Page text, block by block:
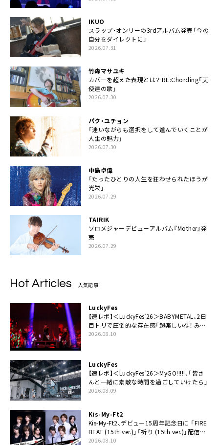
IKUO
スラップ・オンリーの3rdアルバム発売「今の
自分をダイレクトに」
2026.07.31
竹森マサユキ
カバーを超えた表現とは？ RE:Chording「天
使達の歌」
2026.07.30
パク・ユチョン
「迷いながらも選択をして進んでいくことが
人生の魅力」
2026.07.30
中島卓偉
「たったひとりの人生を狂わせられたほうが
光栄」
2026.07.29
TAIRIK
ソロメジャーデビューアルバム『Mother』発
売
2026.07.29
Hot Articles 人気記事
LuckyFes
【速レポ】＜LuckyFes’26＞BABYMETAL、2日
目トリで圧倒的な存在感「超楽しいね！ みん
なありがとう！」
2026.08.10
LuckyFes
【速レポ】＜LuckyFes’26＞MyGO!!!!!、「皆さ
んと一緒に素敵な時間を過ごしていけたら」
2026.08.09
Kis-My-Ft2
Kis-My-Ft2、デビュー15周年記念日に 「FIRE
BEAT (15th ver.)」「祈り (15th ver.)」配信ス
タート
2026.08.10